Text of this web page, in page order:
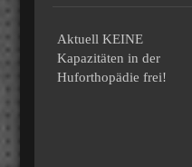
Aktuell KEINE
Kapazitäten in der
Huforthopädie frei!